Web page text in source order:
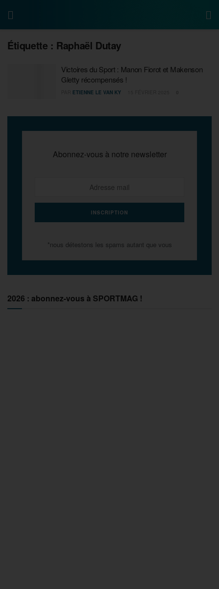
Étiquette : Raphaël Dutay
Victoires du Sport : Manon Fiorot et Makenson
Gletty récompensés !
ETIENNE LE VAN KY
Abonnez-vous à notre newsletter
*nous détestons les spams autant que vous
2026 : abonnez-vous à SPORTMAG !